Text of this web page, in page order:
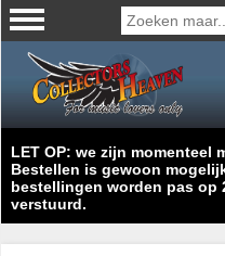
LET OP: we zijn momenteel
Bestellen is gewoon
bestellingen worden pas op
verstuurd.